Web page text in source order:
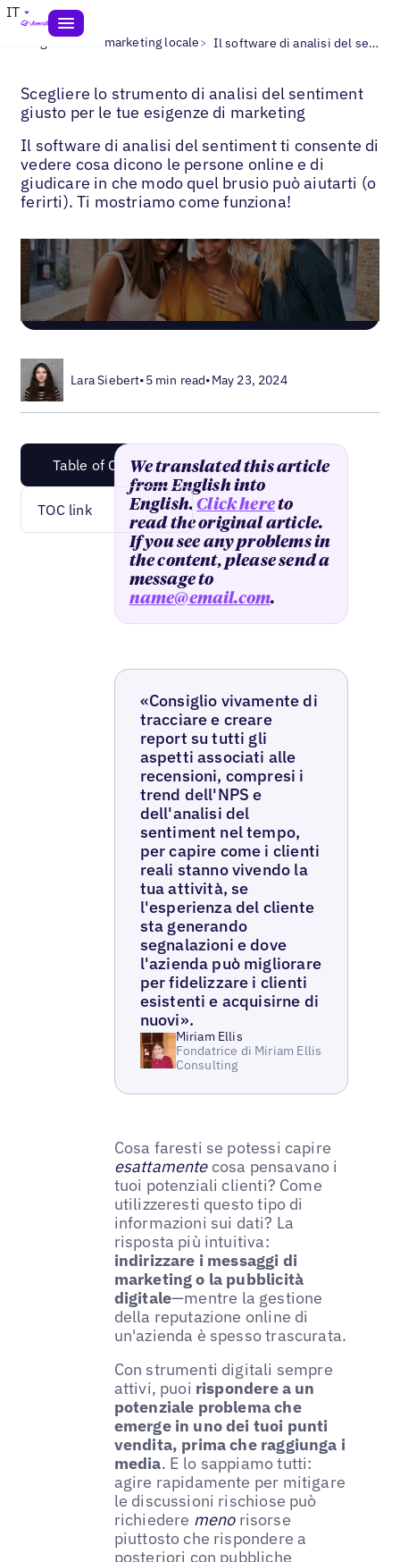
IT
Blogs> IA nel marketing locale> Il software di analisi del sentiment
Scegliere lo strumento di analisi del sentiment
giusto per le tue esigenze di marketing
Il software di analisi del sentiment ti consente di
vedere cosa dicono le persone online e di
giudicare in che modo quel brusio può aiutarti (o
ferirti). Ti mostriamo come funziona!
Lara Siebert•5 min read•May 23, 2024
Table of Content
TOC link
We translated this article
from English into
English.Click hereto
read the original article.
If you see any problems in
the content, please send a
message to
name@email.com.
«Consiglio vivamente di
tracciare e creare
report su tutti gli
aspetti associati alle
recensioni, compresi i
trend dell'NPS e
dell'analisi del
sentiment nel tempo,
per capire come i clienti
reali stanno vivendo la
tua attività, se
l'esperienza del cliente
sta generando
segnalazioni e dove
l'azienda può migliorare
per fidelizzare i clienti
esistenti e acquisirne di
nuovi».
Miriam Ellis
Fondatrice di Miriam Ellis
Consulting
Cosa faresti se potessi capire
esattamentecosa pensavano i
tuoi potenziali clienti? Come
utilizzeresti questo tipo di
informazioni sui dati? La
risposta più intuitiva:
indirizzare i messaggi di
marketing o la pubblicità
digitale—mentre la gestione
della reputazione online di
un'azienda è spesso trascurata.
Con strumenti digitali sempre
attivi, puoi rispondere a un
potenziale problema che
emerge in uno dei tuoi punti
vendita, prima che raggiunga i
media. E lo sappiamo tutti:
agire rapidamente per mitigare
le discussioni rischiose può
richiedere menorisorse
piuttosto che rispondere a
posteriori con pubbliche